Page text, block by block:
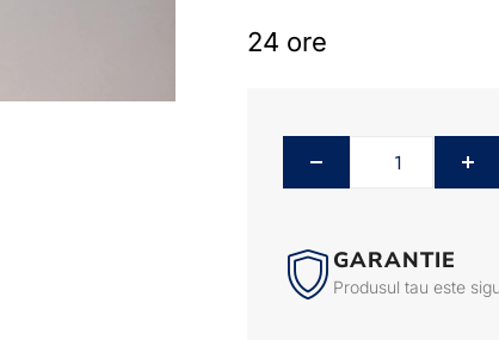
24 ore
GARANTIE
Produsul tau este